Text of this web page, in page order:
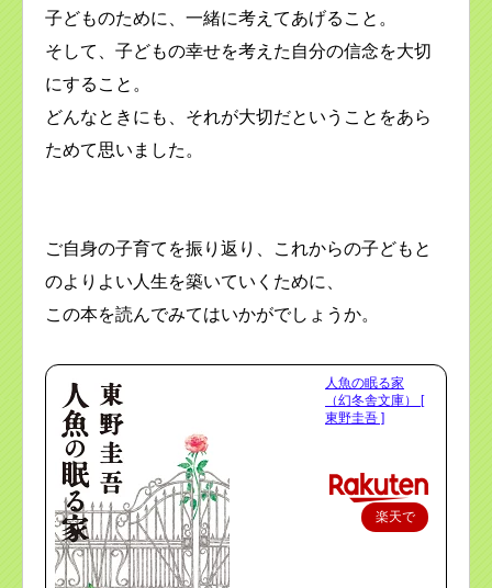
子どものために、一緒に考えてあげること。
そして、子どもの幸せを考えた自分の信念を大切
にすること。
どんなときにも、それが大切だということをあら
ためて思いました。
ご自身の子育てを振り返り、これからの子どもと
のよりよい人生を築いていくために、
この本を読んでみてはいかがでしょうか。
人魚の眠る家
（幻冬舎文庫） [
東野圭吾 ]
楽天で